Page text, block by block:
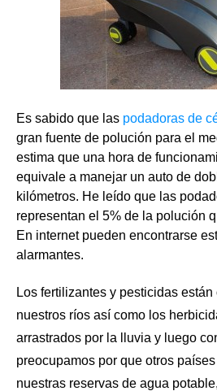
Es sabido que las podadoras de
gran fuente de polución para el
estima que una hora de
equivale a manejar un auto de
kilómetros. He leído que las
representan el 5% de la polución
En internet pueden encontrarse
alarmantes.
Los fertilizantes y pesticidas
nuestros ríos así como los
arrastrados por la lluvia y luego
preocupamos por que otros
nuestras reservas de agua